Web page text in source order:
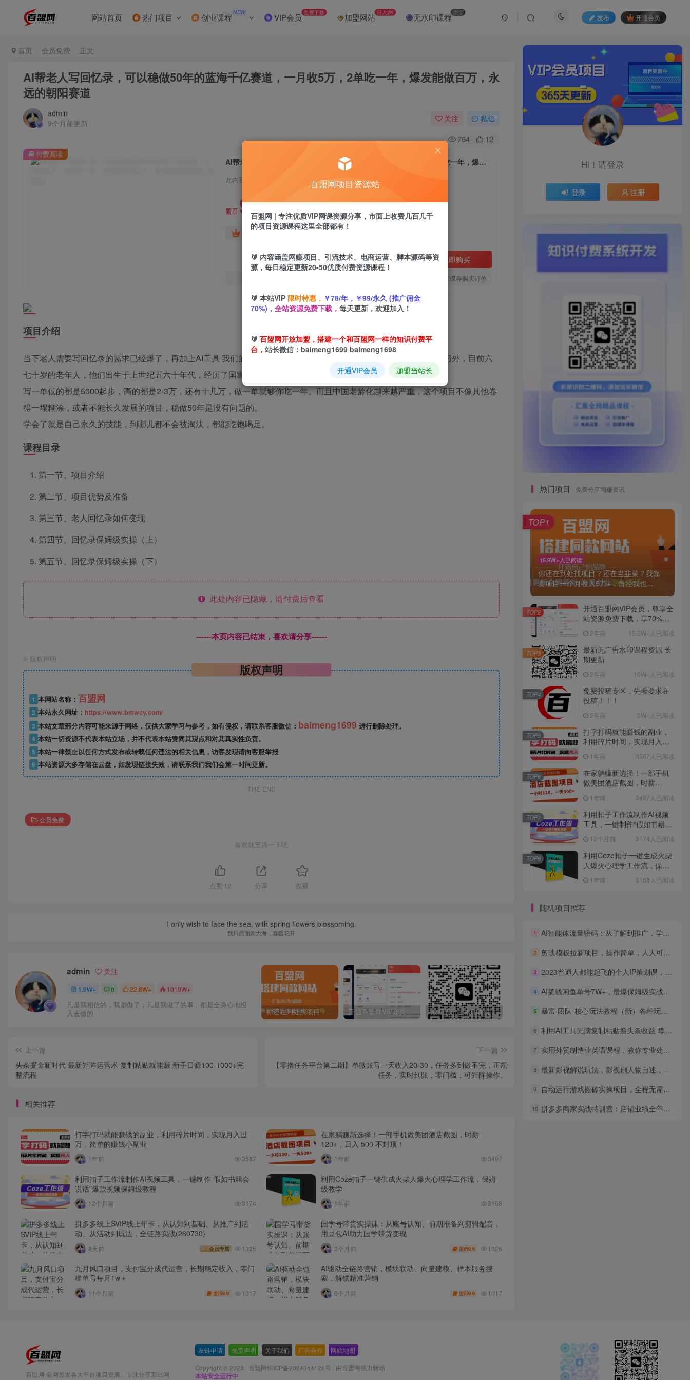
网站首页 热门项目 创业课程 NEW VIP会员 免费下载 加盟网站 日入2K 无水印课程 加盟
发布 开通会员
首页 会员免费 正文
AI帮老人写回忆录，可以稳做50年的蓝海千亿赛道，一月收5万，2单吃一年，爆发能做百万，永
远的朝阳赛道
admin
9个月前更新
关注 私信
764 12
AI帮老人写回忆录，可以稳做50年的蓝海千亿赛道，一月收5万，2单吃一年，爆发能做百万，永远的朝阳赛道
此内容为付费阅读，请付费后查看
盟币 9.9
黄金会员免费 超级会员 免费
立即购买
您当前未登录！建议登陆后购买，可保存购买订单
付费阅读
项目介绍
当下老人需要写回忆录的需求已经爆了，再加上AI工具 我们的机会已经来了。其实也是老龄化不断加深的一种表象。另外，目前六
七十岁的老年人，他们出生于上世纪五六十年代，经历了国家翻天覆地的变化，有内容可写。
写一单低的都是5000起步，高的都是2-3万，还有十几万，做一单就够你吃一年。而且中国老龄化越来越严重，这个项目不像其他卷
得一塌糊涂，或者不能长久发展的项目，稳做50年是没有问题的。
学会了就是自己永久的技能，到哪儿都不会被淘汰，都能吃饱喝足。
课程目录
第一节、项目介绍
第二节、项目优势及准备
第三节、老人回忆录如何变现
第四节、回忆录保姆级实操（上）
第五节、回忆录保姆级实操（下）
此处内容已隐藏，请付费后查看
------本页内容已结束，喜欢请分享------
© 版权声明
版权声明
1 本网站名称： 百盟网
2 本站永久网址： https://www.bmwcy.com/
3 本站文章部分内容可能来源于网络，仅供大家学习与参考，如有侵权，请联系客服微信： baimeng1699 进行删除处理。
4 本站一切资源不代表本站立场，并不代表本站赞同其观点和对其真实性负责。
5 本站一律禁止以任何方式发布或转载任何违法的相关信息，访客发现请向客服举报
6 本站资源大多存储在云盘，如发现链接失效，请联系我们我们会第一时间更新。
THE END
会员免费
喜欢就支持一下吧
点赞 12 分享 收藏
I only wish to face the sea, with spring flowers blossoming.
我只愿面朝大海，春暖花开
admin 关注
1.9W+ 0 22.8W+ 1019W+
凡是我相信的，我都做了；凡是我做了的事，都是全身心地投
入去做的
你还在到处找项目？还在当韭菜？我靠卖项目一个月收入5万+，曾经我也是个失败者。 最新无广告水印课程资源 长期更新 免费投稿专区，先看要求在投稿！！！ 打字打码就能赚钱的副业，利用碎片时间，实现月入过万，简单的赚钱小副业
上一篇
头条掘金新时代 最新矩阵运营术 复制粘贴就能赚 新手日赚100-1000+完
整流程
下一篇
【零撸任务平台第二期】单微账号一天收入20-30，任务多到做不完，正规
任务，实时到账，零门槛，可矩阵操作。
相关推荐
打字打码就能赚钱的副业，利用碎片时间，实现月入过
万，简单的赚钱小副业
1年前 3587
在家躺赚新选择！一部手机做美团酒店截图，时薪
120+，日入 500 不封顶！
1年前 3497
利用扣子工作流制作AI视频工具，一键制作“假如书籍会
说话”爆款视频保姆级教程
12个月前 3174
利用Coze扣子一键生成火柴人爆火心理学工作流，保姆
级教学
1年前 3168
拼多多线上SVIP线上年卡，从认知到基础、从推广到活
动、从活动到玩法，全链路实战(260730)
8天前 会员专属 1325
国学号带货实操课：从账号认知、前期准备到剪辑配音，
用豆包AI助力国学带货变现
3个月前 盟币9.9 1026
九月风口项目，支付宝分成代运营，长期稳定收入，零门
槛单号每月1w＋
11个月前 盟币9.9 1017
AI驱动全链路营销，模块联动、向量建模、样本服务搜
索，解锁精准营销
6个月前 盟币9.9 1017
Hi！请登录
登录 注册
热门项目 免费分享网赚资讯
15.9W+人已阅读
你还在到处找项目？还在当韭菜？我靠
卖项目一个月收入5万+，曾经我也...
TOP1
开通百盟网VIP会员，尊享全
站资源免费下载，享70%的
惠】2年前 15.5W+人已阅读
TOP2
最新无广告水印课程资源 长
期更新
2年前 10W+人已阅读
TOP3
免费投稿专区，先看要求在
投稿！！！
2年前 2W+人已阅读
TOP4
打字打码就能赚钱的副业，
利用碎片时间，实现月入过
1年前 3587人已阅读
TOP5
在家躺赚新选择！一部手机
做美团酒店截图，时薪
1年前 3497人已阅读
TOP6
利用扣子工作流制作AI视频
工具，一键制作“假如书籍会
12个月前 3174人已阅读
TOP7
利用Coze扣子一键生成火柴
人爆火心理学工作流，保姆
1年前 3168人已阅读
TOP8
随机项目推荐
1 AI智能体流量密码：从了解到推广，学剪辑，答疑问，实体门店精准获客
2 剪映模板拉新项目，操作简单，人人可做，转化高，8米一单，一天收益1k+
3 2023普通人都能起飞的个人IP策划课，如何策划一个优质个人IP
4 AI搞钱闲鱼单号7W+，最爆保姆级实战，纯靠转介绍日出10单纯利1000+
5 暴富·团队-核心玩法教程（新）各种玩法混剪教程（69节课）
6 利用AI工具无脑复制粘贴撸头条收益 每天2小时 稳定月入5000+互联网入门…
7 实用外贸制造业英语课程，教你专业处理送样请求、应对生产意外、回复品质投诉、撰写开发信等
8 最新影视解说玩法，影视剧人物自述，AI一键克隆生成，无需写文案 各个平台流量通吃，每天轻松两三张
9 自动运行游戏搬砖实操项目，全程无需看守操作，收益稳定，无需任何经验，长期可做【揭秘】
10 拼多多商家实战特训营：店铺业绩全年无淡季，年增长200%+单店年利润突破百万(26年更新
百盟网-全网首发各大平台项目资源、专注分享新出网
友链申请 免责声明 关于我们 广告合作 网站地图
Copyright © 2023 · 百盟网琼ICP备2024044128号 · 由百盟网强力驱动.
本站安全运行中
百盟网项目资源站
百盟网 | 专注优质VIP网课资源分享，市面上收费几百几千
的项目资源课程这里全部都有！
🔰 内容涵盖网赚项目、引流技术、电商运营、脚本源码等资
源，每日稳定更新20-50优质付费资源课程！
🔰 本站VIP 限时特惠， ￥78/年，￥99/永久 (推广佣金
70%)， 全站资源免费下载， 每天更新，欢迎加入！
🔰 百盟网开放加盟，搭建一个和百盟网一样的知识付费平
台， 站长微信：baimeng1699 baimeng1698
开通VIP会员 加盟当站长